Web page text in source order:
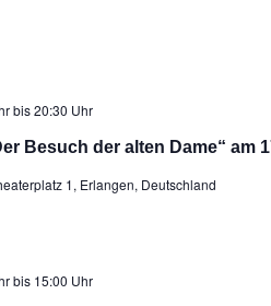
bis20:30 Uhr
Besuch der alten Dame“ am
1, Erlangen, Deutschland
bis 15:00 Uhr